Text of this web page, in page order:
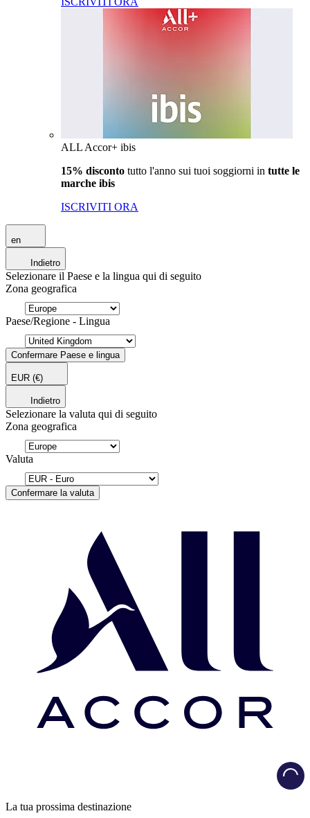
ALL Accor+ ibis
15% disconto tutto l'anno sui tuoi soggiorni in tutte le
marche ibis
ISCRIVITI ORA
en
Indietro
Selezionare il Paese e la lingua qui di seguito
Zona geografica
Paese/Regione - Lingua
Confermare Paese e lingua
EUR (€)
Indietro
Selezionare la valuta qui di seguito
Zona geografica
Valuta
Confermare la valuta
La tua prossima destinazione